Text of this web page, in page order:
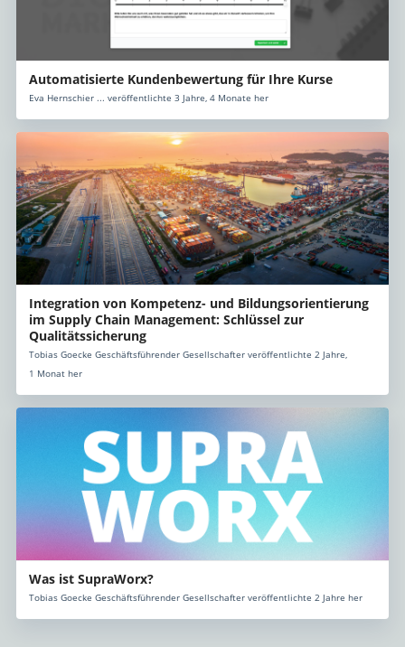
Automatisierte Kundenbewertung für Ihre Kurse
Eva Hernschier ... veröffentlichte 3 Jahre, 4 Monate her
Integration von Kompetenz- und Bildungsorientierung
im Supply Chain Management: Schlüssel zur
Qualitätssicherung
Tobias Goecke Geschäftsführender Gesellschafter veröffentlichte 2 Jahre,
1 Monat her
Was ist SupraWorx?
Tobias Goecke Geschäftsführender Gesellschafter veröffentlichte 2 Jahre her